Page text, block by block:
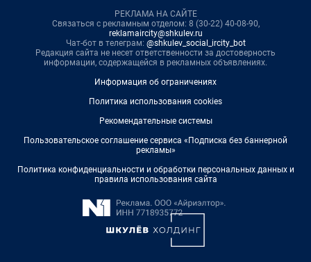
РЕКЛАМА НА САЙТЕ
Связаться с рекламным отделом: 8 (30-22) 40-08-90,
reklamaircity@shkulev.ru
Чат-бот в телеграм: @shkulev_social_ircity_bot
Редакция сайта не несет ответственности за достоверность
информации, содержащейся в рекламных объявлениях.
Информация об ограничениях
Политика использования cookies
Рекомендательные системы
Пользовательское соглашение сервиса «Подписка без баннерной
рекламы»
Политика конфиденциальности и обработки персональных данных и
правила использования сайта